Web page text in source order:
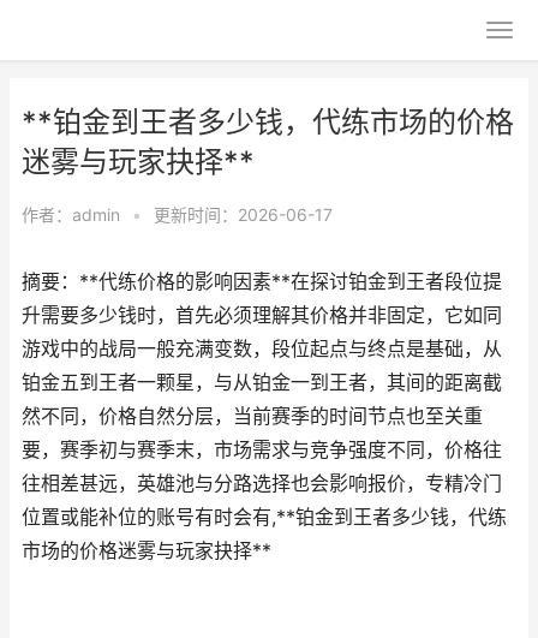
**铂金到王者多少钱，代练市场的价格
迷雾与玩家抉择**
作者： admin • 更新时间：2026-06-17
摘要：**代练价格的影响因素**在探讨铂金到王者段位提
升需要多少钱时，首先必须理解其价格并非固定，它如同
游戏中的战局一般充满变数，段位起点与终点是基础，从
铂金五到王者一颗星，与从铂金一到王者，其间的距离截
然不同，价格自然分层，当前赛季的时间节点也至关重
要，赛季初与赛季末，市场需求与竞争强度不同，价格往
往相差甚远，英雄池与分路选择也会影响报价，专精冷门
位置或能补位的账号有时会有,**铂金到王者多少钱，代练
市场的价格迷雾与玩家抉择**